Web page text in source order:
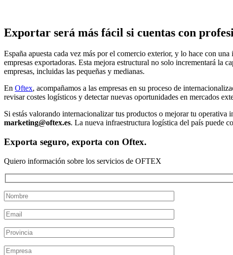
Exportar será más fácil si cuentas con
España apuesta cada vez más por el comercio exterior, y lo hace con
empresas exportadoras. Esta mejora estructural no solo incrementará la
empresas, incluidas las pequeñas y medianas.
En Oftex, acompañamos a las empresas en su proceso de
revisar costes logísticos y detectar nuevas oportunidades en mercados
Si estás valorando internacionalizar tus productos o mejorar tu
marketing@oftex.es. La nueva infraestructura logística del país puede
Exporta seguro, exporta con Oftex.
Quiero información sobre los servicios de OFTEX